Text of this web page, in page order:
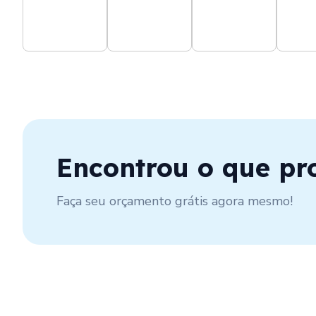
Encontrou o que
Faça seu orçamento grátis agora mesmo!